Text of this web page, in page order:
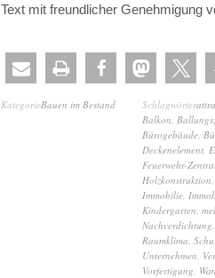
Text mit freundlicher Genehmigung
KategorieBauen im Bestand Schlagwörter
Balkon
Bürogebäude
Deckenelement
Feuerwehr-
Holzkonstruktion
Immobilie
Kindergarten
Nachverdichtung
Raumklima
Unternehmen
Vorfertigung